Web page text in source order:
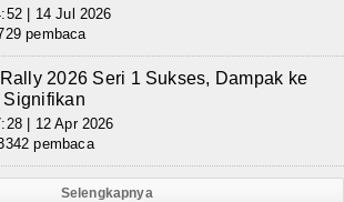
| 14 Jul 2026
pembaca
2026 Seri 1 Sukses, Dampak ke
Signifikan
| 12 Apr 2026
pembaca
Selengkapnya